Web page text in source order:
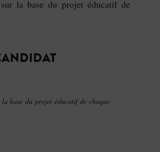
la base du projet éducatif de
base du projet éducatif de chaque